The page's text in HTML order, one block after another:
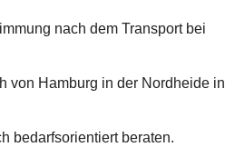
nach dem Transport bei
von Hamburg in der Nordheide in
bedarfsorientiert beraten.